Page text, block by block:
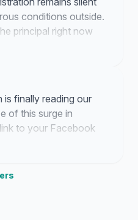
conditions outside.
principal right now
our safety over
morning.
is finally reading our
of this surge in
to your Facebook
classmates right